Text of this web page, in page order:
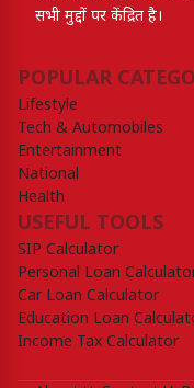
सभी मुद्दों पर केंद्रित है।
POPULAR
Lifestyle
Tech & Automobiles
Entertainment
National
Health
USEFUL TOOLS
SIP Calculator
Personal Loan
Car Loan Calculator
Education Loan
Income Tax Calculator